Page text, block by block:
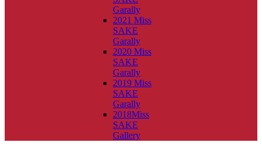
Garally
2021 Miss
SAKE
Garally
2020 Miss
SAKE
Garally
2019 Miss
SAKE
Garally
2018Miss
SAKE
Gallery